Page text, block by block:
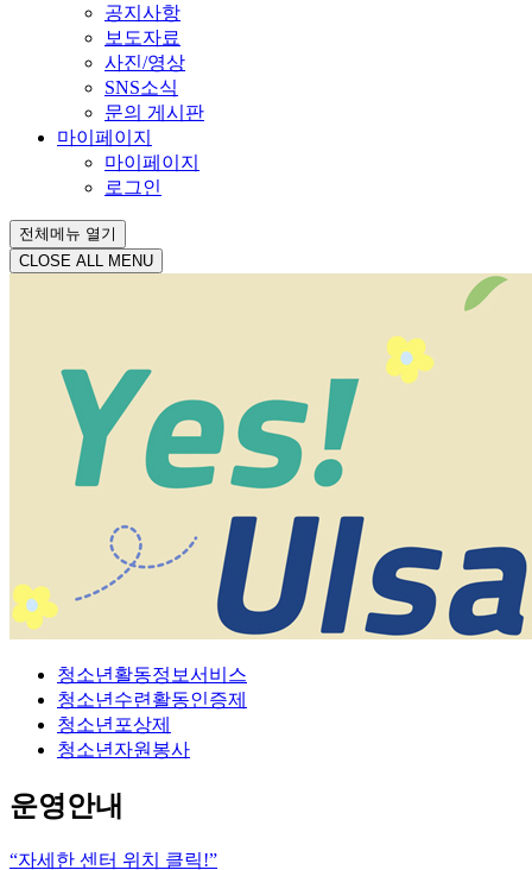
공지사항
보도자료
사진/영상
SNS소식
문의 게시판
마이페이지
마이페이지
로그인
전체메뉴 열기
CLOSE ALL MENU
청소년활동정보서비스
청소년수련활동인증제
청소년포상제
청소년자원봉사
운영안내
“자세한 센터 위치 클릭!”